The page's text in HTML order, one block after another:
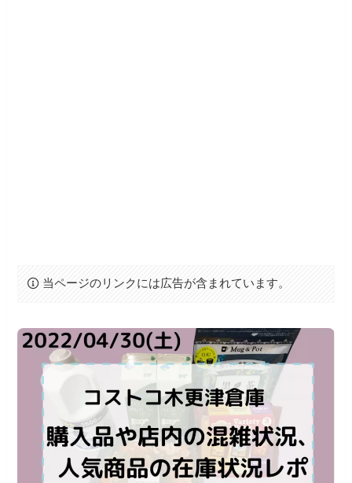
当ページのリンクには広告が含まれています。